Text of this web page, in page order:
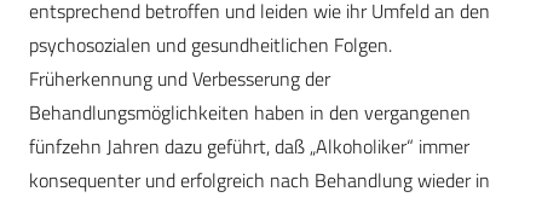
entsprechend betroffen und leiden wie ihr Umfeld an den
psychosozialen und gesundheitlichen Folgen.
Früherkennung und Verbesserung der
Behandlungsmöglichkeiten haben in den vergangenen
fünfzehn Jahren dazu geführt, daß „Alkoholiker“ immer
konsequenter und erfolgreich nach Behandlung wieder in